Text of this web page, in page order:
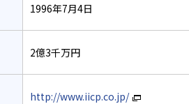
1996年7月4日
2億3千万円
http://www.iicp.co.jp/